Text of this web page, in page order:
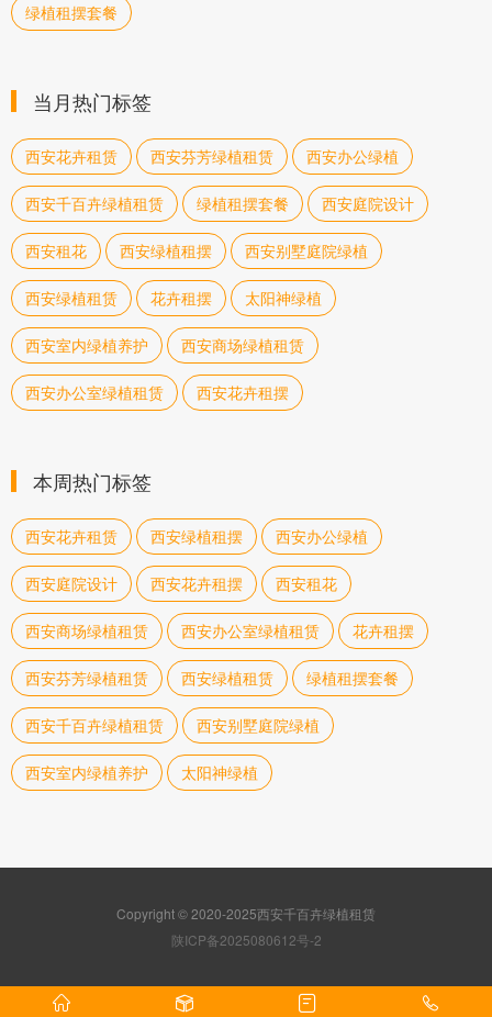
绿植租摆套餐
当月热门标签
西安花卉租赁 西安芬芳绿植租赁 西安办公绿植
西安千百卉绿植租赁 绿植租摆套餐 西安庭院设计
西安租花 西安绿植租摆 西安别墅庭院绿植
西安绿植租赁 花卉租摆 太阳神绿植
西安室内绿植养护 西安商场绿植租赁
西安办公室绿植租赁 西安花卉租摆
本周热门标签
西安花卉租赁 西安绿植租摆 西安办公绿植
西安庭院设计 西安花卉租摆 西安租花
西安商场绿植租赁 西安办公室绿植租赁 花卉租摆
西安芬芳绿植租赁 西安绿植租赁 绿植租摆套餐
西安千百卉绿植租赁 西安别墅庭院绿植
西安室内绿植养护 太阳神绿植
Copyright © 2020-2025西安千百卉绿植租赁
陕ICP备2025080612号-2